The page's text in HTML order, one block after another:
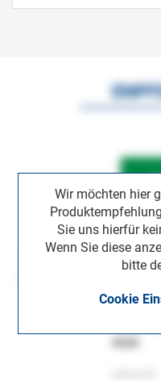
Wir möchten hier
Sie uns hierfür
Wenn Sie diese
bitte
Cookie